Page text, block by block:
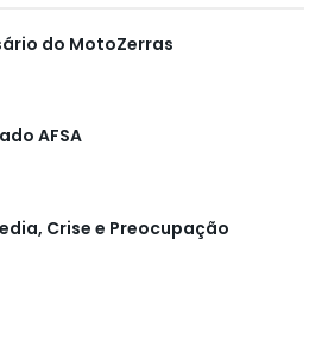
do MotoZerras
AFSA
Crise e Preocupação